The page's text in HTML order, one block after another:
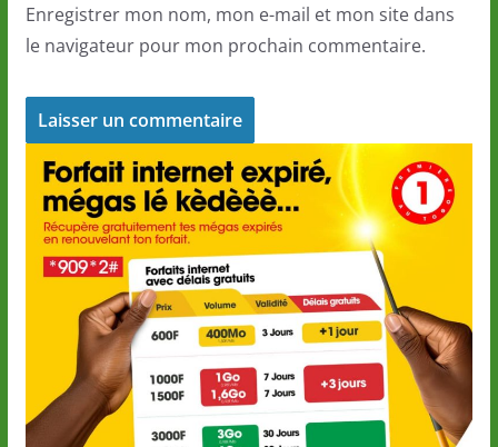
Enregistrer mon nom, mon e-mail et mon site dans
le navigateur pour mon prochain commentaire.